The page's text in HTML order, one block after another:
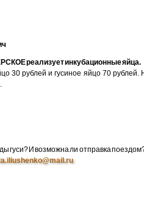
реализует инкубационные яйца.
30 рублей и гусиное яйцо 70
гуси? И возможна ли отправка